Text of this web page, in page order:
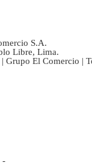
S.A.
Libre, Lima.
Grupo El Comercio |
-